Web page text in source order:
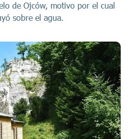
de Ojców, motivo por el cual
sobre el agua.